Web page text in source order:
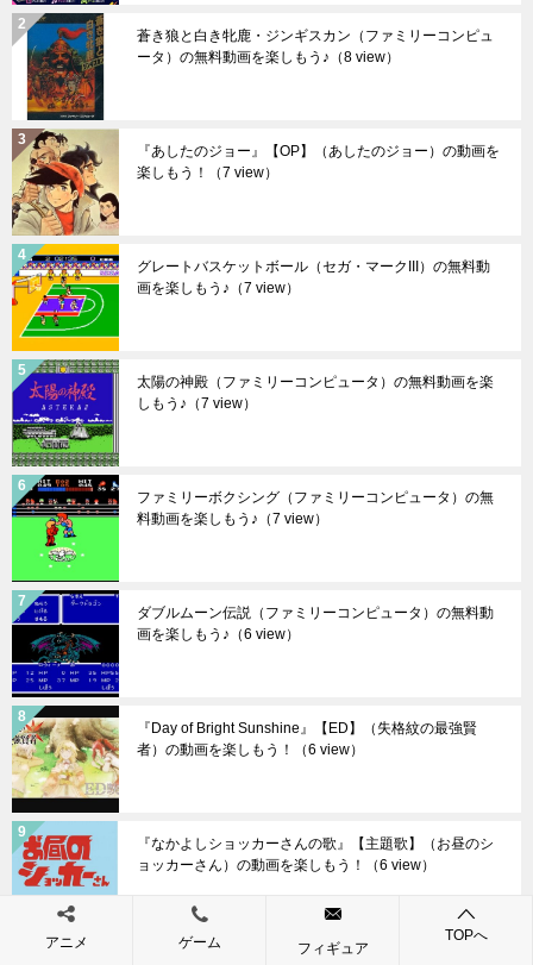
蒼き狼と白き牝鹿・ジンギスカン（ファミリーコンピュ
ータ）の無料動画を楽しもう♪ （8 view）
『あしたのジョー』【OP】（あしたのジョー）の動画を
楽しもう！
（7 view）
グレートバスケットボール（セガ・マークIII）の無料動
画を楽しもう♪ （7 view）
太陽の神殿（ファミリーコンピュータ）の無料動画を楽
しもう♪ （7 view）
ファミリーボクシング（ファミリーコンピュータ）の無
料動画を楽しもう♪ （7 view）
ダブルムーン伝説（ファミリーコンピュータ）の無料動
画を楽しもう♪ （6 view）
『Day of Bright Sunshine』【ED】（失格紋の最強賢
者）の動画を楽しもう！
（6 view）
『なかよしショッカーさんの歌』【主題歌】（お昼のシ
ョッカーさん）の動画を楽しもう！
（6 view）
『モンシェリ ココ』【OP】（モンシェリCoCo）の動画
アニメ ゲーム フィギュア
TOPへ